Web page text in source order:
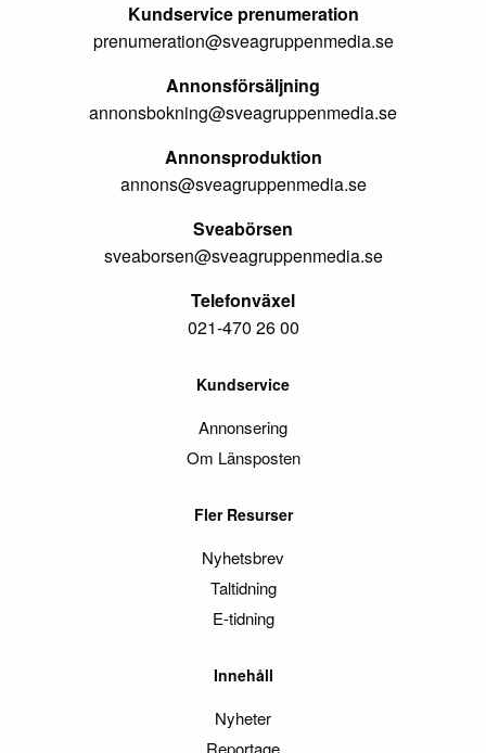
Kundservice prenumeration
prenumeration@sveagruppenmedia.se
Annonsförsäljning
annonsbokning@sveagruppenmedia.se
Annonsproduktion
annons@sveagruppenmedia.se
Sveabörsen
sveaborsen@sveagruppenmedia.se
Telefonväxel
021-470 26 00
Kundservice
Annonsering
Om Länsposten
Fler Resurser
Nyhetsbrev
Taltidning
E-tidning
Innehåll
Nyheter
Reportage